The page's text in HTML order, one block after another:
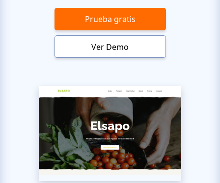
Prueba gratis
Ver Demo